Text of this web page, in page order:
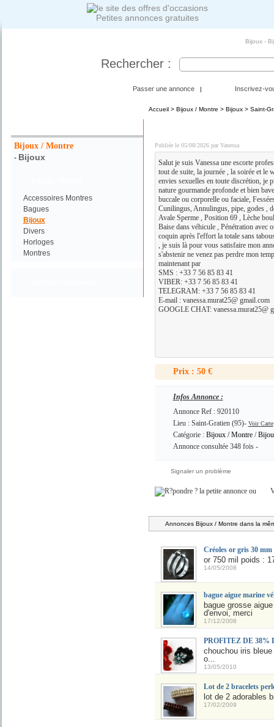
Petites annonces gratuites
Bijoux -
Rechercher :
Passer une annonce | Inscrivez-
Bijoux / Montre
- Bijoux
Accessoires Montres
Bagues
Bijoux
Divers
Horloges
Montres
Accueil> Bijoux / Montre > Bijoux> Saint-
Publiée le 05/08/2026 par Vanessa
Salut je suis Vanessa une escorte
tout de suite, la journée , la soirée et le
envies sexuelles en toute discrétion, je
nature gourmande profonde et bien
buccale ou corporelle ou faciale,
Cunilingus, Annulingus, pipe, godes ,
Avale Sperme , Position 69 , Lèche
Baise dans véhicule , Pénétration avec
coquin après l'effort la totale sans
, je suis là pour vous satisfaire mon
s'abstenir ne venez pas perdre mon
maintenant par
SMS : +33 7 56 85 83 41
VIBER: +33 7 56 85 83 41
TELEGRAM: +33 7 56 85 83 41
E-mail : vanessa.murat25@ gmail.com
GOOGLE CHAT: vanessa.murat25@
Prix : 50 €
Infos Annonce :
Annonce Ref : 920110
Lieu : Saint-Gratien (95)- Voir Carte
Catégorie : Bijoux / Montre/
Annonce consultée 348 fois -
Signaler un problème
ou
Annonces Bijoux / Montre dans la
Créoles or gris 30
or 750 mil poids :
14/05/2008
bague aigue marine
bague grosse
d'envoi, merci
17/12/2008
PROFITEZ DE 38%
chouchou iris
o...
13/05/2010
Lot de 2 bracelets
lot de 2 adorables
17/02/2009